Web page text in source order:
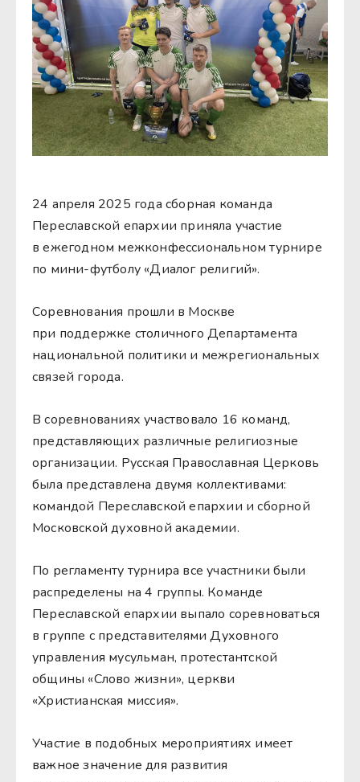
24 апреля 2025 года сборная команда
Переславской епархии приняла участие
в ежегодном межконфессиональном турнире
по мини-футболу «Диалог религий».
Соревнования прошли в Москве
при поддержке столичного Департамента
национальной политики и межрегиональных
связей города.
В соревнованиях участвовало 16 команд,
представляющих различные религиозные
организации. Русская Православная Церковь
была представлена двумя коллективами:
командой Переславской епархии и сборной
Московской духовной академии.
По регламенту турнира все участники были
распределены на 4 группы. Команде
Переславской епархии выпало соревноваться
в группе с представителями Духовного
управления мусульман, протестантской
общины «Слово жизни», церкви
«Христианская миссия».
Участие в подобных мероприятиях имеет
важное значение для развития